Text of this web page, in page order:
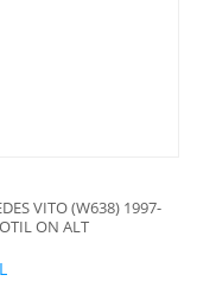
VITO (W638) 1997-
ON ALT